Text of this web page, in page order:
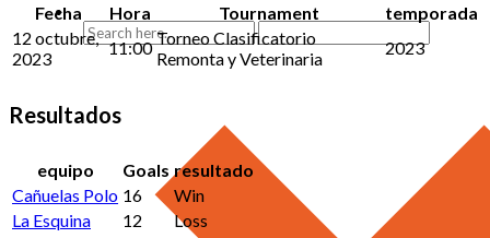
Fecha Hora Tournament
temporada
12 octubre,
2023
11:00 Torneo Clasificatorio
Remonta y Veterinaria
2023
Resultados
equipo Goals resultado
Cañuelas Polo 16
Win
La Esquina
12 Loss